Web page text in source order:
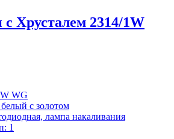
Хрусталем 2314/1W
WG
с золотом
лампа накаливания
1